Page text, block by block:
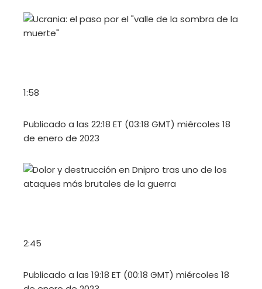
1:58
Publicado a las 22:18 ET (03:18 GMT) miércoles 18
de enero de 2023
2:45
Publicado a las 19:18 ET (00:18 GMT) miércoles 18